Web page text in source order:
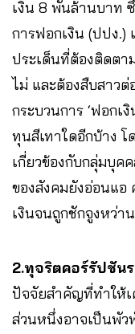
เงิน 8 พันล้านบาท
การฟอกเงิน (ปปง.)
ประเด็นที่ต้องติดตา
ไม่ และต้องสืบสาวต่
กระบวนการ ‘ฟอกเ
ทุนสีเทาใดอีกบ้าง
เกี่ยวข้องกับกลุ่มบุค
ของสังคมยังอ่อนแอ
เงินจนถูกชักจูงหว่า
2.ทุจริตคอร์รัปชัน
ปัจจัยสำคัญที่ทำให้เ
ส่วนหนึ่งอาจเป็นพัว